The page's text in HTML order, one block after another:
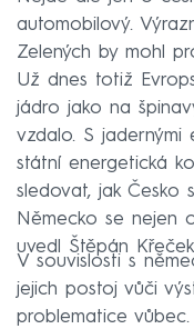
automobilový.
Zelených by mohl
Už dnes totiž
jádro jako na
vzdalo. S jadernými
státní energetická
sledovat, jak Česko
Německo se nejen
uvedl Štěpán
V souvislosti s
jejich postoj vůči
problematice